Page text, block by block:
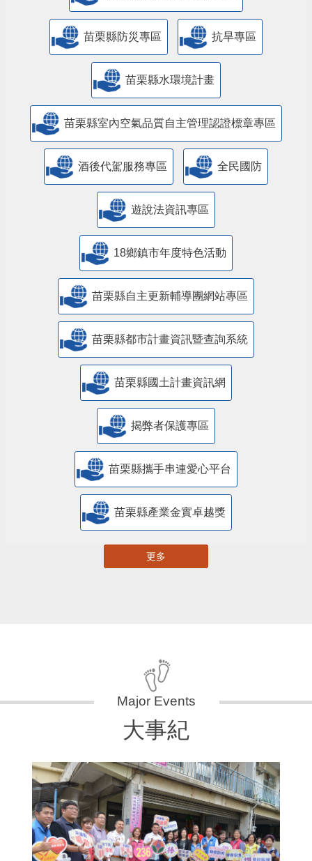
苗栗縣防災專區 抗旱專區
苗栗縣水環境計畫
苗栗縣室內空氣品質自主管理認證標章專區
酒後代駕服務專區 全民國防
遊說法資訊專區
18鄉鎮市年度特色活動
苗栗縣自主更新輔導團網站專區
苗栗縣都市計畫資訊暨查詢系統
苗栗縣國土計畫資訊網
揭弊者保護專區
苗栗縣攜手串連愛心平台
苗栗縣產業金實卓越獎
更多
大事紀